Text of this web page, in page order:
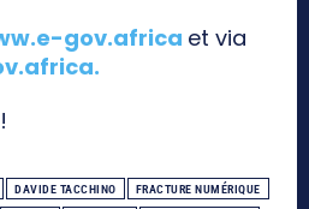
gov.africa et via
.
DAVIDE TACCHINO FRACTURE NUMÉRIQUE